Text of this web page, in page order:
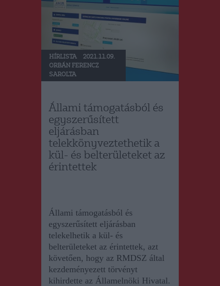
RO
HÍRLISTA
2021.11.09.
ORBÁN FERENCZ
SAROLTA
Állami támogatásból és
egyszerűsített
eljárásban
telekkönyveztethetik a
kül- és belterületeket az
érintettek
Állami támogatásból és
egyszerűsített eljárásban
telekelhetik a kül- és
belterületeket az érintettek, azt
követően, hogy az RMDSZ által
kezdeményezett törvényt
kihirdette az Államelnöki Hivatal.